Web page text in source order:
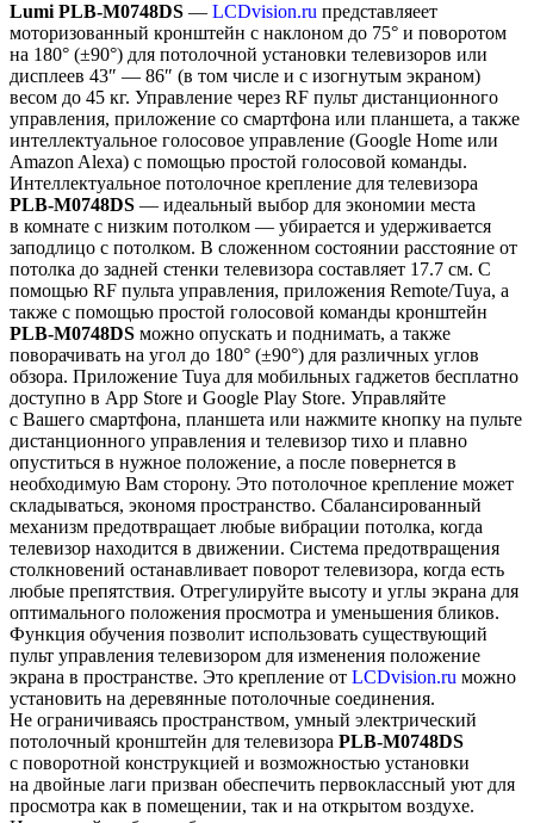
Lumi PLB-M0748DS — LCDvision.ru представляеет
моторизованный кронштейн с наклоном до 75° и поворотом
на 180° (±90°) для потолочной установки телевизоров или
дисплеев 43″ — 86″ (в том числе и с изогнутым экраном)
весом до 45 кг. Управление через RF пульт дистанционного
управления, приложение со смартфона или планшета, а также
интеллектуальное голосовое управление (Google Home или
Amazon Alexa) с помощью простой голосовой команды.
Интеллектуальное потолочное крепление для телевизора
PLB-M0748DS — идеальный выбор для экономии места
в комнате с низким потолком — убирается и удерживается
заподлицо с потолком. В сложенном состоянии расстояние от
потолка до задней стенки телевизора составляет 17.7 см. С
помощью RF пульта управления, приложения Remote/Tuya, а
также с помощью простой голосовой команды кронштейн
PLB-M0748DS можно опускать и поднимать, а также
поворачивать на угол до 180° (±90°) для различных углов
обзора. Приложение Tuya для мобильных гаджетов бесплатно
доступно в App Store и Google Play Store. Управляйте
с Вашего смартфона, планшета или нажмите кнопку на пульте
дистанционного управления и телевизор тихо и плавно
опуститься в нужное положение, а после повернется в
необходимую Вам сторону. Это потолочное крепление может
складываться, экономя пространство. Сбалансированный
механизм предотвращает любые вибрации потолка, когда
телевизор находится в движении. Система предотвращения
столкновений останавливает поворот телевизора, когда есть
любые препятствия. Отрегулируйте высоту и углы экрана для
оптимального положения просмотра и уменьшения бликов.
Функция обучения позволит использовать существующий
пульт управления телевизором для изменения положение
экрана в пространстве. Это крепление от LCDvision.ru можно
установить на деревянные потолочные соединения.
Не ограничиваясь пространством, умный электрический
потолочный кронштейн для телевизора PLB-M0748DS
с поворотной конструкцией и возможностью установки
на двойные лаги призван обеспечить первоклассный уют для
просмотра как в помещении, так и на открытом воздухе.